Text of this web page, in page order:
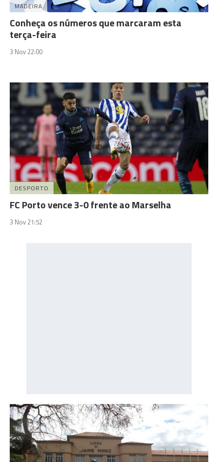
MADEIRA
Conheça os números que marcaram esta
terça-feira
3 Nov 22:00
DESPORTO
FC Porto vence 3-0 frente ao Marselha
3 Nov 21:52